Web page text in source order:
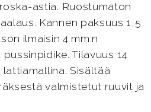
astia. Ruostumaton
Kannen paksuus 1,5
ilmaisin 4 mm:n
Tilavuus 14
Sisältää
valmistetut ruuvit ja